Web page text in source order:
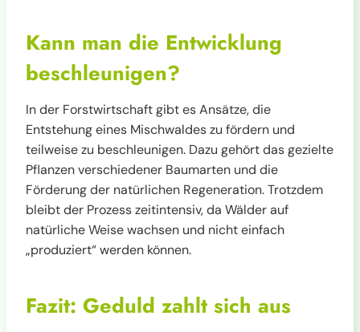
Kann man die Entwicklung
beschleunigen?
In der Forstwirtschaft gibt es Ansätze, die
Entstehung eines Mischwaldes zu fördern und
teilweise zu beschleunigen. Dazu gehört das gezielte
Pflanzen verschiedener Baumarten und die
Förderung der natürlichen Regeneration. Trotzdem
bleibt der Prozess zeitintensiv, da Wälder auf
natürliche Weise wachsen und nicht einfach
„produziert“ werden können.
Fazit: Geduld zahlt sich aus